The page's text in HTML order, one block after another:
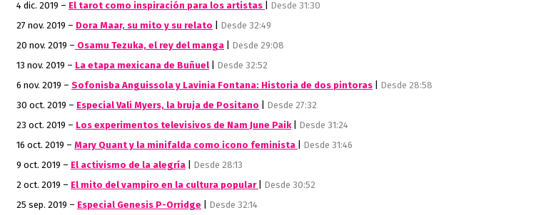
4 dic. 2019 – El tarot como inspiración para los artistas
Desde 31:30
27 nov. 2019 – Dora Maar, su mito y su relato
Desde 32:49
20 nov. 2019 – Osamu Tezuka, el rey del manga
Desde 29:08
13 nov. 2019 – La etapa mexicana de Buñuel
Desde 32:52
6 nov. 2019 – Sofonisba Anguissola y Lavinia Fontana: Historia de dos pintoras
Desde 28:58
30 oct. 2019 – Especial Vali Myers, la bruja de Positano
Desde 27:32
23 oct. 2019 – Los experimentos televisivos de Nam June Paik| Desde 31:24
16 oct. 2019 – Mary Quant y la minifalda como icono feminista
Desde 31:46
9 oct. 2019 – El activismo de la alegría
Desde 28:13
2 oct. 2019 – El mito del vampiro en la cultura popular
Desde 30:52
25 sep. 2019 – Especial Genesis P-Orridge
Desde 32:14